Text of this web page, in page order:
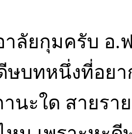
าลัยกุมครับ อ.
ษบทหนึ่งที่อยา
นะใด สายรา